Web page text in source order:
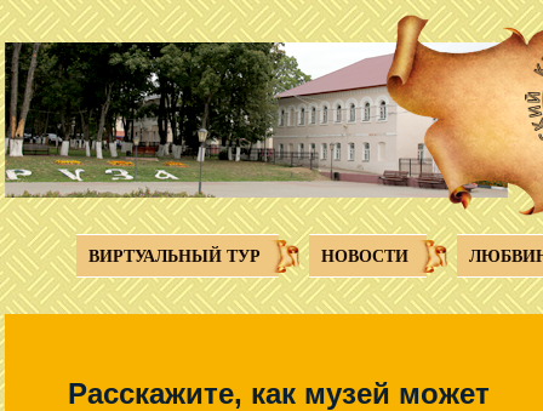
Перейти к основному содержанию
ВИРТУАЛЬНЫЙ ТУР НОВОСТИ
Расскажите, как музей может